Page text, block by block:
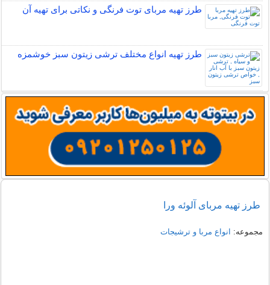
طرز تهیه مربای توت فرنگی و نکاتی برای تهیه آن
طرز تهیه انواع مختلف ترشی زیتون سبز خوشمزه
طرز تهیه مربای آلوئه ورا
مجموعه: انواع مربا و ترشیجات